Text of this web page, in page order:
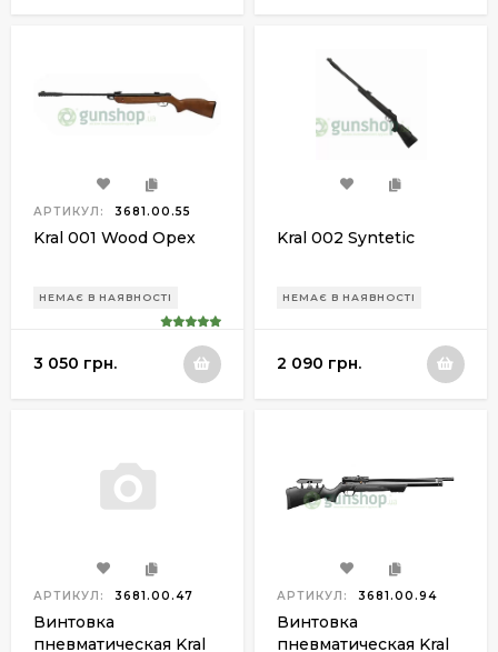
АРТИКУЛ: 3681.00.55
Kral 001 Wood Орех
НЕМАЄ В НАЯВНОСТІ
3 050 грн.
Kral 002 Syntetic
НЕМАЄ В НАЯВНОСТІ
2 090 грн.
АРТИКУЛ: 3681.00.47
Винтовка
пневматическая Kral
АРТИКУЛ: 3681.00.94
Винтовка
пневматическая Kral